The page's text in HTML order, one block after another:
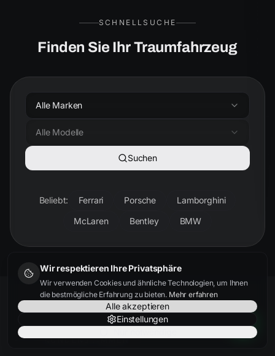
Wir respektieren Ihre Privatsphäre
Wir verwenden Cookies und ähnliche Technologien, um Ihnen
die bestmögliche Erfahrung zu bieten. Mehr erfahren
Alle akzeptieren
Einstellungen
SCHNELLSUCHE
Finden Sie Ihr Traumfahrzeug
Alle Marken
Alle Modelle
Suchen
Beliebt: Ferrari Porsche
Lamborghini
McLaren
Bentley BMW
KUNDENSTIMMEN